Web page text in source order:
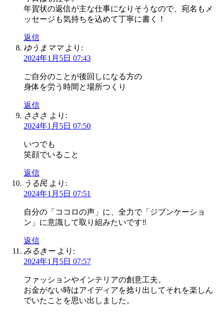
年賀状の返信が主な仕事になりそうなので、宛名もメ
ッセージも気持ちを込めて丁寧に書く！
返信
ゆうまママ より:
2024年1月5日 07:43
ご自分のことが後回しになる方の
身体を労う時間と場所つくり
返信
さささ より:
2024年1月5日 07:50
いつでも
笑顔でいること
返信
うる民 より:
2024年1月5日 07:51
自分の「ココロの声」に、全力で「ジブンケーショ
ン」に意識して取り組みたいです‼︎
返信
みるきー より:
2024年1月5日 07:57
ファッションやインテリアの創意工夫。
お金がない時はアイディアを捻り出してそれを楽しん
でいたことを思い出しました。